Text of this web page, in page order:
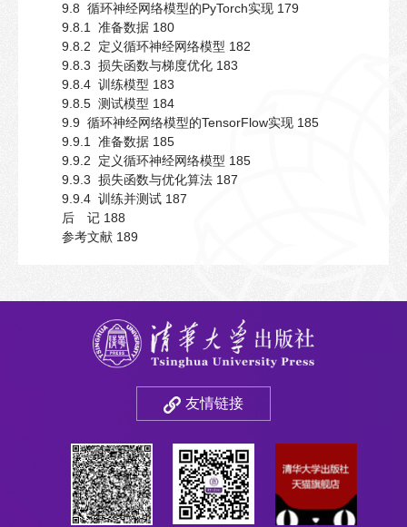
9.8 循环神经网络模型的PyTorch实现 179
9.8.1 准备数据 180
9.8.2 定义循环神经网络模型 182
9.8.3 损失函数与梯度优化 183
9.8.4 训练模型 183
9.8.5 测试模型 184
9.9 循环神经网络模型的TensorFlow实现 185
9.9.1 准备数据 185
9.9.2 定义循环神经网络模型 185
9.9.3 损失函数与优化算法 187
9.9.4 训练并测试 187
后 记 188
参考文献 189
友情链接